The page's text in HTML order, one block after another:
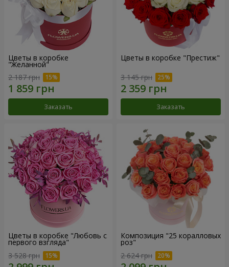
Цветы в коробке
"Желанной"
2 187 грн
Заказать
Цветы в коробке "Престиж"
3 145 грн
Заказать
Цветы в коробке "Любовь с
первого взгляда"
3 528 грн
Композиция "25 коралловых
роз"
2 624 грн